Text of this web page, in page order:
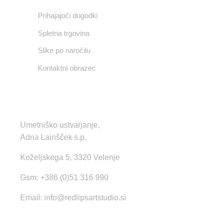
Prihajajoči dogodki
Spletna trgovina
Slike po naročilu
Kontaktni obrazec
Umetniško ustvarjanje,
Adna Lainšček s.p.
Koželjskega 5, 3320 Velenje
Gsm: +386 (0)51 316 990
Email: info@redlipsartstudio.si